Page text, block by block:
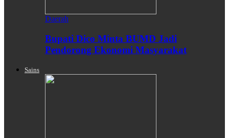
Daerah
Bupati Dico Minta BUMD Jadi
Pendorong Ekonomi Masyarakat
Sains